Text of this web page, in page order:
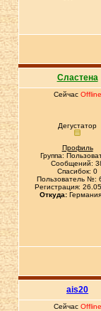
Сластена
Сейчас Offline
Дегустатор
Профиль
Группа:
Сообщений:
Спасибок: 0
Пользователь №:
Регистрация:
Откуда:
ais20
Сейчас Offline